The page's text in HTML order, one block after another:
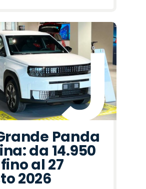
Panda
da 14.950
al 27
2026